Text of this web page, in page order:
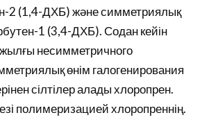
2 (1,4-ДХБ) және симметриялық
1 (3,4-ДХБ). Содан кейін
несимметричного
өнім галогенирования
сілтілер алады хлоропрен.
полимеризацией хлоропреннің.